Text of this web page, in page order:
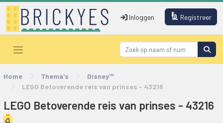
Inloggen Registreer
Home Thema's
Disney™
LEGO Betoverende reis van prinses - 43216
LEGO Betoverende reis van prinses - 43216